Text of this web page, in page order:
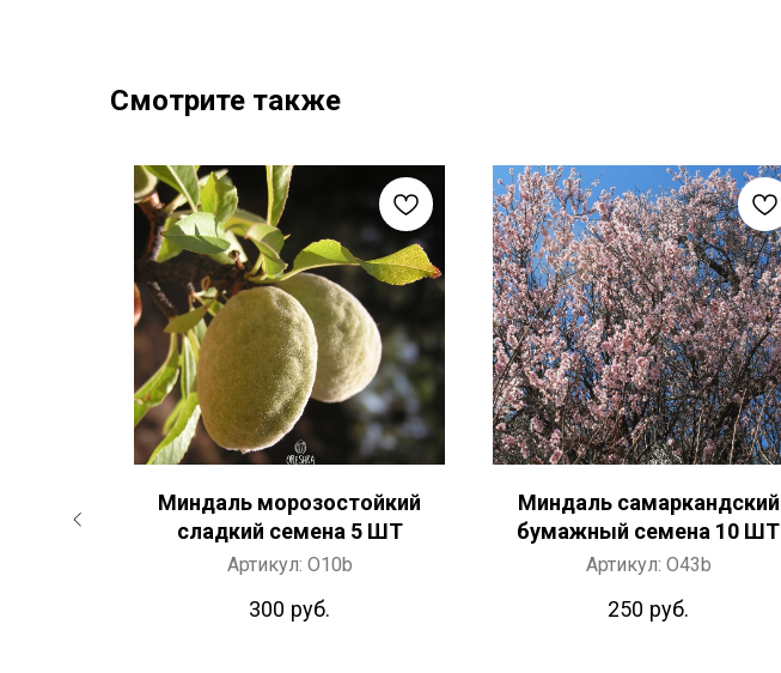
Смотрите также
Миндаль морозостойкий
сладкий семена 5 ШТ
Артикул: O10b
300 руб.
Миндаль самаркандский
бумажный семена 10 ШТ
Артикул: O43b
250 руб.